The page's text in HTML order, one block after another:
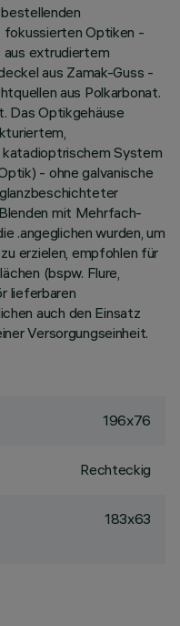
fokussierten Optiken -
extrudiertem
aus Zamak-Guss -
aus Polkarbonat.
Das Optikgehäuse
System
- ohne galvanische
mit Mehrfach-
.angeglichen wurden, um
erzielen, empfohlen für
(bspw. Flure,
lieferbaren
auch den Einsatz
Versorgungseinheit.
196x76
Rechteckig
183x63